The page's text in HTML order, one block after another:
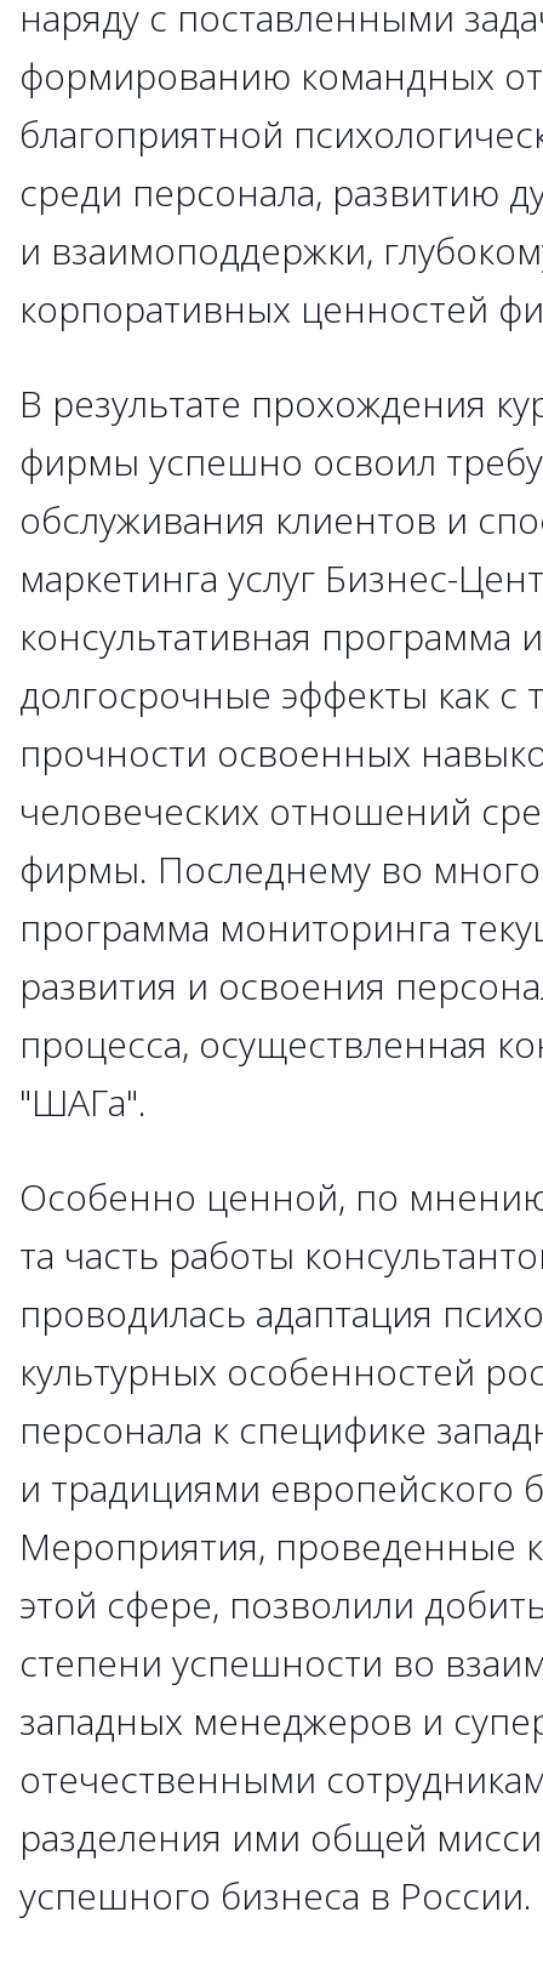
наряду с поставленными
формированию командных
благоприятной
среди персонала, развитию
и взаимоподдержки,
корпоративных ценностей
В результате прохождения
фирмы успешно освоил
обслуживания клиентов и
маркетинга услуг Бизнес-
консультативная программа
долгосрочные эффекты как с
прочности освоенных
человеческих отношений
фирмы. Последнему во
программа мониторинга
развития и освоения
процесса, осуществленная
"ШАГа".
Особенно ценной, по
та часть работы
проводилась адаптация
культурных особенностей
персонала к специфике
и традициями европейского
Мероприятия, проведенные
этой сфере, позволили
степени успешности во
западных менеджеров и
отечественными
разделения ими общей
успешного бизнеса в России.